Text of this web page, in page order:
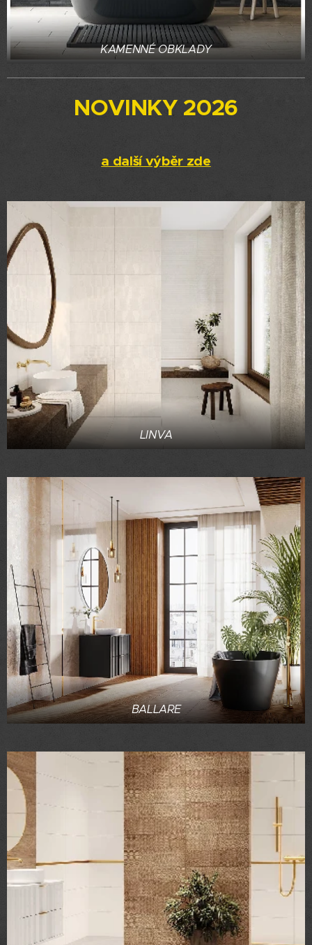
KAMENNÉ OBKLADY
NOVINKY 2026
a další výběr zde
LINVA
BALLARE